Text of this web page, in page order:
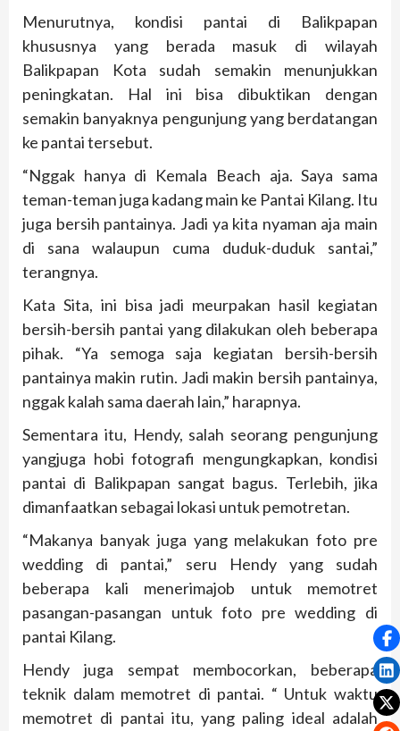
Menurutnya, kondisi pantai di Balikpapan
khususnya yang berada masuk di wilayah
Balikpapan Kota sudah semakin menunjukkan
peningkatan. Hal ini bisa dibuktikan dengan
semakin banyaknya pengunjung yang berdatangan
ke pantai tersebut.
“Nggak hanya di Kemala Beach aja. Saya sama
teman-teman juga kadang main ke Pantai Kilang. Itu
juga bersih pantainya. Jadi ya kita nyaman aja main
di sana walaupun cuma duduk-duduk santai,”
terangnya.
Kata Sita, ini bisa jadi meurpakan hasil kegiatan
bersih-bersih pantai yang dilakukan oleh beberapa
pihak. “Ya semoga saja kegiatan bersih-bersih
pantainya makin rutin. Jadi makin bersih pantainya,
nggak kalah sama daerah lain,” harapnya.
Sementara itu, Hendy, salah seorang pengunjung
yangjuga hobi fotografi mengungkapkan, kondisi
pantai di Balikpapan sangat bagus. Terlebih, jika
dimanfaatkan sebagai lokasi untuk pemotretan.
“Makanya banyak juga yang melakukan foto pre
wedding di pantai,” seru Hendy yang sudah
beberapa kali menerimajob untuk memotret
pasangan-pasangan untuk foto pre wedding di
pantai Kilang.
Hendy juga sempat membocorkan, beberapa
teknik dalam memotret di pantai. “ Untuk waktu
memotret di pantai itu, yang paling ideal adalah